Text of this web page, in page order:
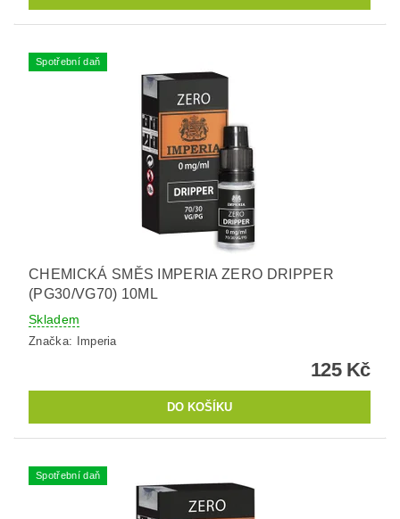
Spotřební daň
CHEMICKÁ SMĚS IMPERIA ZERO DRIPPER
(PG30/VG70) 10ML
Skladem
Značka: Imperia
125 Kč
Spotřební daň